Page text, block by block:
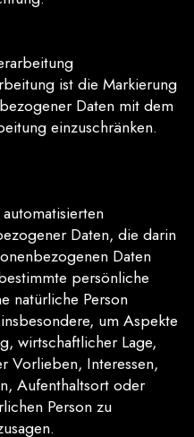
ist die Markierung
Daten mit dem
einzuschränken.
Daten, die darin
Daten
persönliche
natürliche Person
um Aspekte
wirtschaftlicher Lage,
Vorlieben, Interessen,
Aufenthaltsort oder
Person zu